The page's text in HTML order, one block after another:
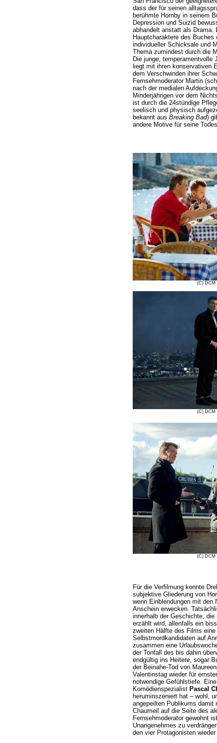
dass der für seinen
berühmte Hornby in seinem
Depression und Suizid
abhandelt anstatt als Drama.
Hauptcharaktere des
individueller Schicksale und
Thema zumindest durch die
Die junge,
liegt mit ihren konservativen
dem Verschwinden ihrer
Fernsehmoderator Martin
nach der medialen
Minderjährigen vor dem
ist durch die 24stündige
seelisch und physisch
bekannt aus Breaking Bad)
andere Motive für seine
(C) DCM
(C) DCM
(C) DCM
Für die Verfilmung konnte
subjektive Gliederung von
wenn Einblendungen mit den
Anschein erwecken.
innerhalb der Geschichte,
erzählt wird, allenfalls ein
zweiten Hälfte des Films
Selbstmordkandidaten auf
zusammen eine
der Tonfall des bis dahin
endgültig ins Heitere, sogar
der Beinahe-Tod von
Valentinstag wieder für
notwendige Gefühlstiefe.
Komödienspezialist Pascal
heruminszeniert hat – wohl,
angepeilten Publikums
Chaumeil auf die Seite des
Fernsehmoderator gewohnt
Unangenehmes zu
den vier Protagonisten